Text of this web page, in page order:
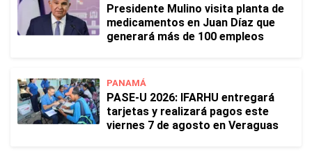
Presidente Mulino visita planta de
medicamentos en Juan Díaz que
generará más de 100 empleos
PANAMÁ
PASE-U 2026: IFARHU entregará
tarjetas y realizará pagos este
viernes 7 de agosto en Veraguas